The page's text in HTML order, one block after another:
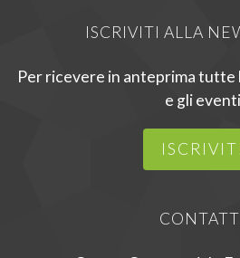
ISCRIVITI ALLA
Per ricevere in anteprima
e gli eventi
ISCRIVITI